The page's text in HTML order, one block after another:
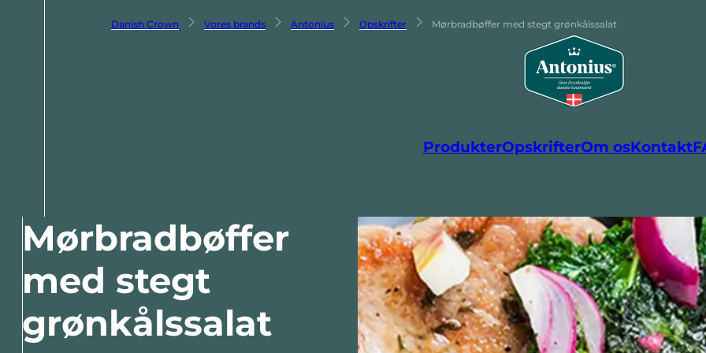
Danish Crown Vores brands Antonius Opskrifter Mørbradbøffer med stegt grønkålssalat
ProdukterOpskrifterOm osKontakt
Mørbradbøffer
med stegt
grønkålssalat